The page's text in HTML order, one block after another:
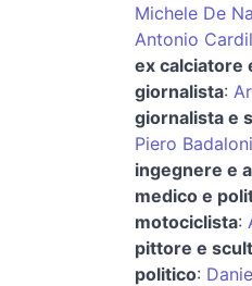
Michele De
Antonio
ex calciatore
giornalista:
giornalista e
Piero Badaloni
ingegnere e
medico e
motociclista:
pittore e
politico: